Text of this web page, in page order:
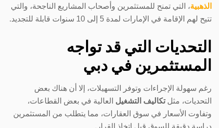
الذهبية، التي تمنح للمستثمرين وأصحاب المشاريع الناجحة، والتي
تتيح لهم الإقامة في الإمارات لمدة 5 إلى 10 سنوات قابلة للتجديد.
التحديات التي قد تواجه
المستثمرين في دبي
رغم سهولة الإجراءات وتوفر التسهيلات، إلا أن هناك بعض
التحديات، مثلتكاليف التشغيل العالية في بعض القطاعات،
وتفاوت الأسعار في سوق العقارات، مما يتطلب من المستثمرين
دراسة دقيقة للسوق قبل اتخاذ القرار.